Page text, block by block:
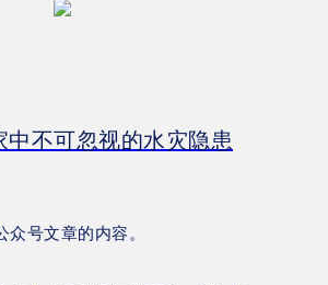
中不可忽视的水灾隐患
号文章的内容。